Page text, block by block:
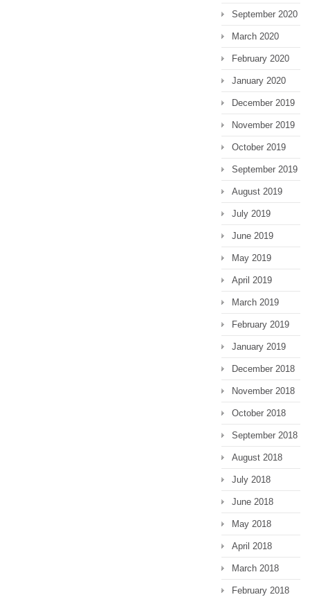
September 2020
March 2020
February 2020
January 2020
December 2019
November 2019
October 2019
September 2019
August 2019
July 2019
June 2019
May 2019
April 2019
March 2019
February 2019
January 2019
December 2018
November 2018
October 2018
September 2018
August 2018
July 2018
June 2018
May 2018
April 2018
March 2018
February 2018